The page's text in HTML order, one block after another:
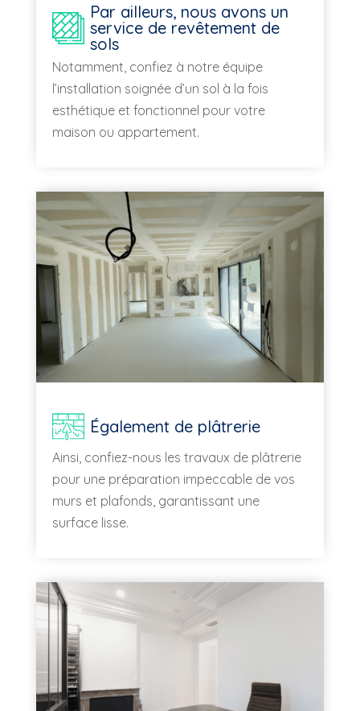
Par ailleurs, nous avons un
service de revêtement de
sols
Notamment, confiez à notre équipe
l’installation soignée d’un sol à la fois
esthétique et fonctionnel pour votre
maison ou appartement.
Également de plâtrerie
Ainsi, confiez-nous les travaux de plâtrerie
pour une préparation impeccable de vos
murs et plafonds, garantissant une
surface lisse.